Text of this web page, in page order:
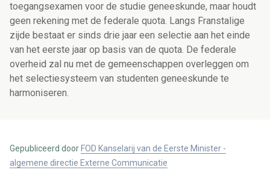
toegangsexamen voor de studie geneeskunde, maar houdt
geen rekening met de federale quota. Langs Franstalige
zijde bestaat er sinds drie jaar een selectie aan het einde
van het eerste jaar op basis van de quota. De federale
overheid zal nu met de gemeenschappen overleggen om
het selectiesysteem van studenten geneeskunde te
harmoniseren.
Gepubliceerd door FOD Kanselarij van de Eerste Minister -
algemene directie Externe Communicatie